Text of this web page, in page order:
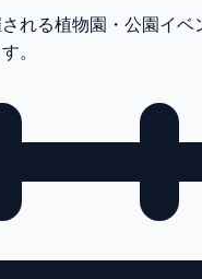
れる植物園・公園イベ
。